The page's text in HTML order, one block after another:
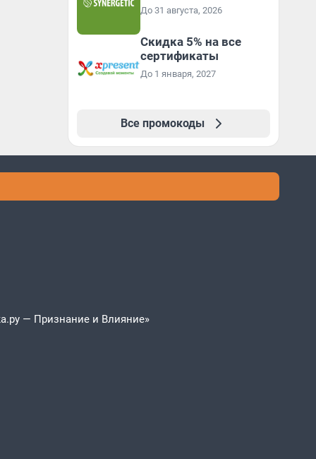
До 31 августа, 2026
Скидка 5% на все
сертификаты
До 1 января, 2027
Все промокоды
— Признание и Влияние»